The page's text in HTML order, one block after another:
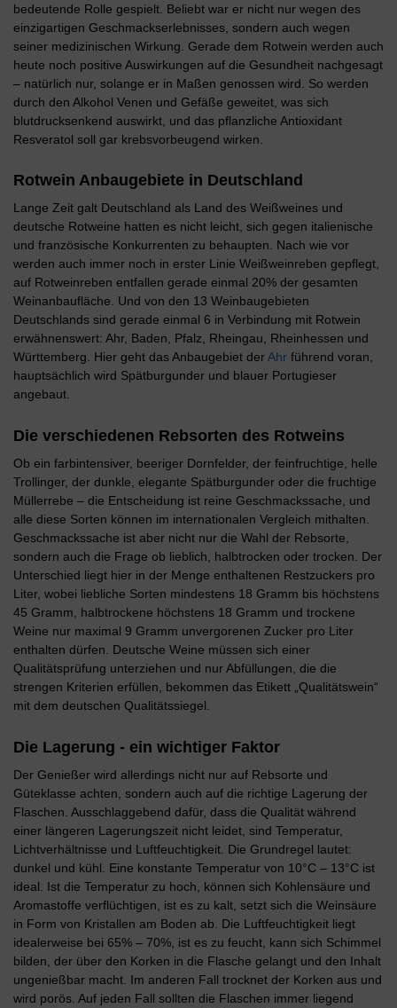
bedeutende Rolle gespielt. Beliebt war er nicht nur wegen des
einzigartigen Geschmackserlebnisses, sondern auch wegen
seiner medizinischen Wirkung. Gerade dem Rotwein werden auch
heute noch positive Auswirkungen auf die Gesundheit nachgesagt
– natürlich nur, solange er in Maßen genossen wird. So werden
durch den Alkohol Venen und Gefäße geweitet, was sich
blutdrucksenkend auswirkt, und das pflanzliche Antioxidant
Resveratol soll gar krebsvorbeugend wirken.
Rotwein Anbaugebiete in Deutschland
Lange Zeit galt Deutschland als Land des Weißweines und
deutsche Rotweine hatten es nicht leicht, sich gegen italienische
und französische Konkurrenten zu behaupten. Nach wie vor
werden auch immer noch in erster Linie Weißweinreben gepflegt,
auf Rotweinreben entfallen gerade einmal 20% der gesamten
Weinanbaufläche. Und von den 13 Weinbaugebieten
Deutschlands sind gerade einmal 6 in Verbindung mit Rotwein
erwähnenswert: Ahr, Baden, Pfalz, Rheingau, Rheinhessen und
Württemberg. Hier geht das Anbaugebiet derAhr führend voran,
hauptsächlich wird Spätburgunder und blauer Portugieser
angebaut.
Die verschiedenen Rebsorten des Rotweins
Ob ein farbintensiver, beeriger Dornfelder, der feinfruchtige, helle
Trollinger, der dunkle, elegante Spätburgunder oder die fruchtige
Müllerrebe – die Entscheidung ist reine Geschmackssache, und
alle diese Sorten können im internationalen Vergleich mithalten.
Geschmackssache ist aber nicht nur die Wahl der Rebsorte,
sondern auch die Frage ob lieblich, halbtrocken oder trocken. Der
Unterschied liegt hier in der Menge enthaltenen Restzuckers pro
Liter, wobei liebliche Sorten mindestens 18 Gramm bis höchstens
45 Gramm, halbtrockene höchstens 18 Gramm und trockene
Weine nur maximal 9 Gramm unvergorenen Zucker pro Liter
enthalten dürfen. Deutsche Weine müssen sich einer
Qualitätsprüfung unterziehen und nur Abfüllungen, die die
strengen Kriterien erfüllen, bekommen das Etikett „Qualitätswein“
mit dem deutschen Qualitätssiegel.
Die Lagerung - ein wichtiger Faktor
Der Genießer wird allerdings nicht nur auf Rebsorte und
Güteklasse achten, sondern auch auf die richtige Lagerung der
Flaschen. Ausschlaggebend dafür, dass die Qualität während
einer längeren Lagerungszeit nicht leidet, sind Temperatur,
Lichtverhältnisse und Luftfeuchtigkeit. Die Grundregel lautet:
dunkel und kühl. Eine konstante Temperatur von 10°C – 13°C ist
ideal. Ist die Temperatur zu hoch, können sich Kohlensäure und
Aromastoffe verflüchtigen, ist es zu kalt, setzt sich die Weinsäure
in Form von Kristallen am Boden ab. Die Luftfeuchtigkeit liegt
idealerweise bei 65% – 70%, ist es zu feucht, kann sich Schimmel
bilden, der über den Korken in die Flasche gelangt und den Inhalt
ungenießbar macht. Im anderen Fall trocknet der Korken aus und
wird porös. Auf jeden Fall sollten die Flaschen immer liegend